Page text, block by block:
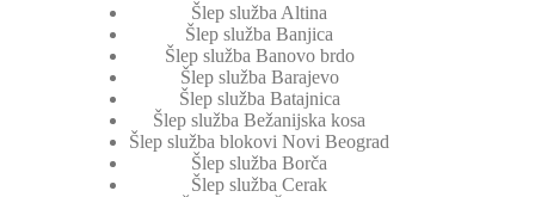
Šlep služba Altina
Šlep služba Banjica
Šlep služba Banovo brdo
Šlep služba Barajevo
Šlep služba Batajnica
Šlep služba Bežanijska kosa
Šlep služba blokovi Novi Beograd
Šlep služba Borča
Šlep služba Cerak